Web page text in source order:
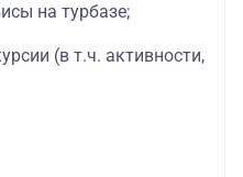
на турбазе;
(в т.ч. активности,